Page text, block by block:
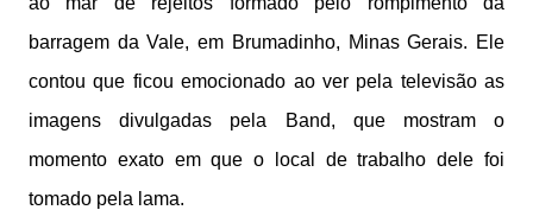
barragem da Vale, em Brumadinho, Minas Gerais. Ele
contou que ficou emocionado ao ver pela televisão as
imagens divulgadas pela Band, que mostram o
momento exato em que o local de trabalho dele foi
tomado pela lama.